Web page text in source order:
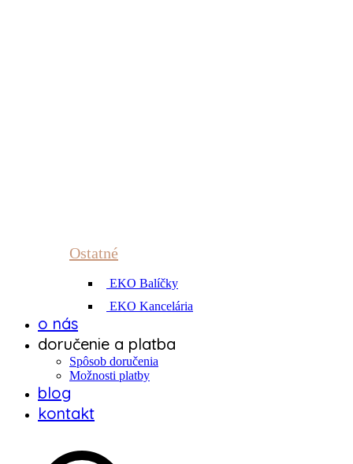
Ostatné
EKO Balíčky
EKO Kancelária
o nás
doručenie a platba
Spôsob doručenia
Možnosti platby
blog
kontakt